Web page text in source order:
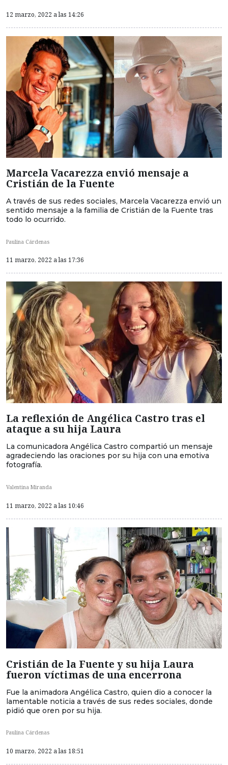
12 marzo, 2022 a las 14:26
Marcela Vacarezza envió mensaje a
Cristián de la Fuente
A través de sus redes sociales, Marcela Vacarezza envió un
sentido mensaje a la familia de Cristián de la Fuente tras
todo lo ocurrido.
Paulina Cárdenas
11 marzo, 2022 a las 17:36
La reflexión de Angélica Castro tras el
ataque a su hija Laura
La comunicadora Angélica Castro compartió un mensaje
agradeciendo las oraciones por su hija con una emotiva
fotografía.
Valentina Miranda
11 marzo, 2022 a las 10:46
Cristián de la Fuente y su hija Laura
fueron víctimas de una encerrona
Fue la animadora Angélica Castro, quien dio a conocer la
lamentable noticia a través de sus redes sociales, donde
pidió que oren por su hija.
Paulina Cárdenas
10 marzo, 2022 a las 18:51